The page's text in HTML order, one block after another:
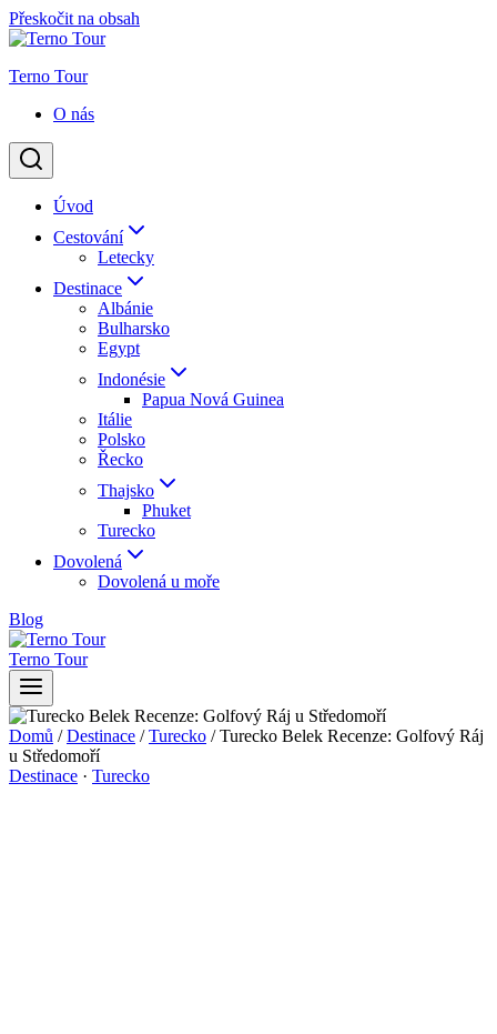
Přeskočit na obsah
Terno Tour
O nás
Úvod
Cestování
Letecky
Destinace
Albánie
Bulharsko
Egypt
Indonésie
Papua Nová Guinea
Itálie
Polsko
Řecko
Thajsko
Phuket
Turecko
Dovolená
Dovolená u moře
Blog
Terno Tour
Domů / Destinace / Turecko / Turecko Belek Recenze: Golfový Ráj
u Středomoří
Destinace · Turecko